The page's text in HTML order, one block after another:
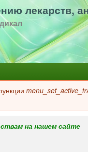
лекарств,
на нашем сайте